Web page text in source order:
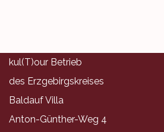
kul(T)our Betrieb
des Erzgebirgskreises
Baldauf Villa
Anton-Günther-Weg 4